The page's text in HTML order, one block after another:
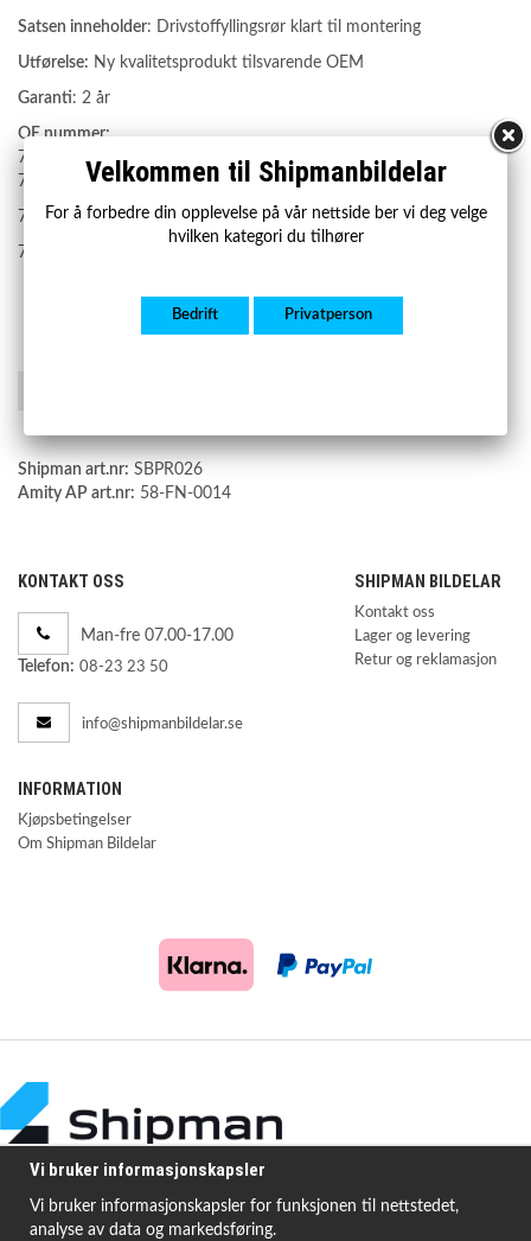
Satsen inneholder: Drivstoffyllingsrør klart til montering
Utførelse: Ny kvalitetsprodukt tilsvarende OEM
Garanti: 2 år
OE nummer:
77201-42040
77201-42081
7720142040
7720142081
Shipman art.nr: SBPR026
Amity AP art.nr: 58-FN-0014
KONTAKT OSS
Man-fre 07.00-17.00
Telefon: 08-23 23 50
info@shipmanbildelar.se
SHIPMAN BILDELAR
Kontakt oss
Lager og levering
Retur og reklamasjon
INFORMATION
Kjøpsbetingelser
Om Shipman Bildelar
Shipman Bildelar tilbyr høykvalitets og rimelige produkter for å løse
Velkommen til Shipmanbildelar
For å forbedre din opplevelse på vår nettside ber vi deg velge
hvilken kategori du tilhører
Bedrift Privatperson
Vi bruker informasjonskapsler
Vi bruker informasjonskapsler for funksjonen til nettstedet,
analyse av data og markedsføring.